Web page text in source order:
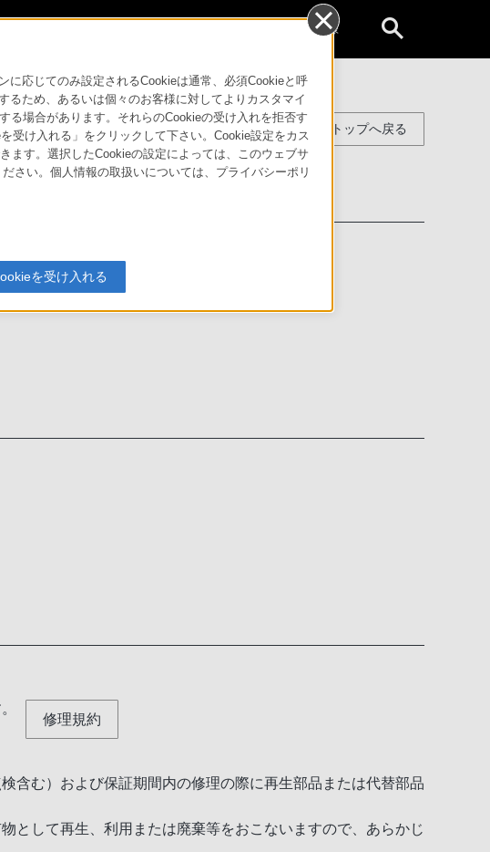
個人のお客様
サポート・お問い合わせトップへ戻る
修理規約
含む）および保証期間内の修理の際に再生部品または代替部品
として再生、利用または廃棄等をおこないますので、あらかじ
に応じてのみ設定されるCookieは通常、必須Cookieと呼
ため、あるいは個々のお客様に対してよりカスタマイ
る場合があります。それらのCookieの受け入れを拒否す
受け入れる」をクリックして下さい。Cookie設定をカス
ます。選択したCookieの設定によっては、このウェブサ
さい。個人情報の取扱いについては、プライバシーポリ
を受け入れる